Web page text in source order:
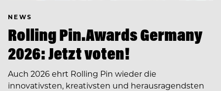
NEWS
Rolling Pin.Awards Germany
2026: Jetzt voten!
Auch 2026 ehrt Rolling Pin wieder die
innovativsten, kreativsten und herausragendsten